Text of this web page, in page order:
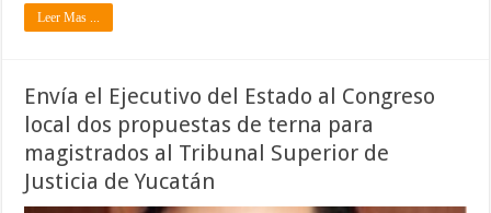
Leer Mas ...
Envía el Ejecutivo del Estado al Congreso
local dos propuestas de terna para
magistrados al Tribunal Superior de
Justicia de Yucatán